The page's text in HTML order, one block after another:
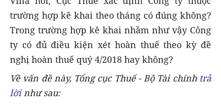
trường hợp kê khai theo tháng có đúng không?
Trong trường hợp kê khai nhầm như vậy Công
ty có đủ điều kiện xét hoàn thuế theo kỳ đề
nghị hoàn thuế quý 4/2018 hay không?
Về vấn đề này, Tổng cục Thuế - Bộ Tài chính trả
lờinhư sau: